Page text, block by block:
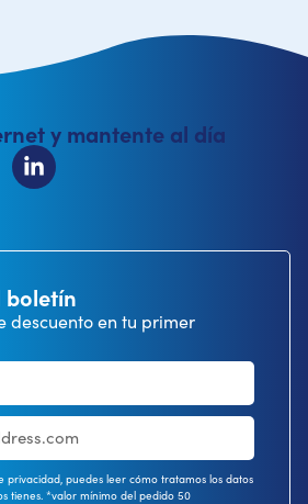
y mantente al día
boletín
descuento en tu primer
privacidad, puedes leer cómo tratamos los datos
tienes. *valor mínimo del pedido 50